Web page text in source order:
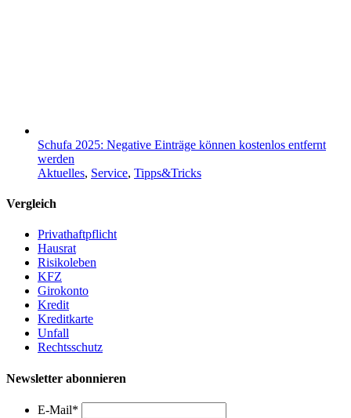
Schufa 2025: Negative Einträge können kostenlos entfernt
werden
Aktuelles, Service, Tipps&Tricks
Vergleich
Privathaftpflicht
Hausrat
Risikoleben
KFZ
Girokonto
Kredit
Kreditkarte
Unfall
Rechtsschutz
Newsletter abonnieren
E-Mail*